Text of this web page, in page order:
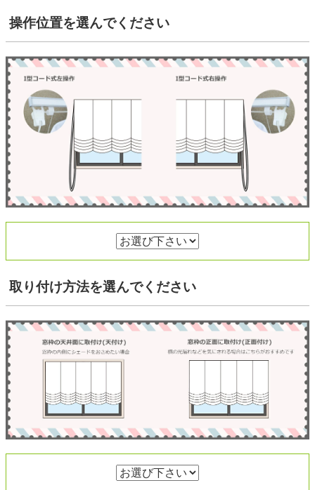
操作位置を選んでください
取り付け方法を選んでください